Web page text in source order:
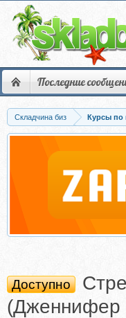
Последние
Складчина биз Курсы по
Доступно
(Дженнифер